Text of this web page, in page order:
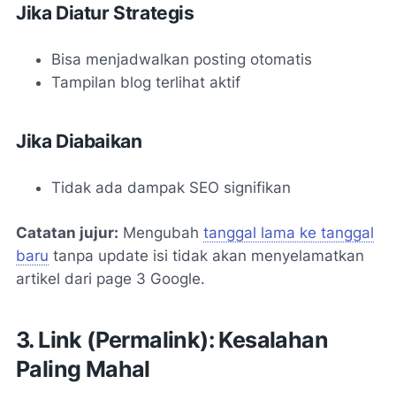
Jika Diatur Strategis
Bisa menjadwalkan posting otomatis
Tampilan blog terlihat aktif
Jika Diabaikan
Tidak ada dampak SEO signifikan
Catatan jujur: Mengubah tanggal lama ke tanggal
baru tanpa update isi tidak akan menyelamatkan
artikel dari page 3 Google.
3. Link (Permalink): Kesalahan
Paling Mahal